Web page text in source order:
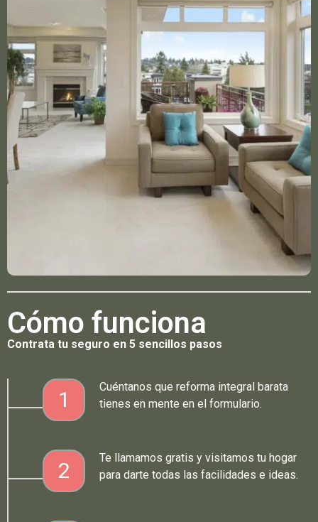
Cómo funciona
Contrata tu seguro en 5 sencillos pasos
1
Cuéntanos que reforma integral barata
tienes en mente en el formulario.
2
Te llamamos gratis y visitamos tu hogar
para darte todas las facilidades e ideas.